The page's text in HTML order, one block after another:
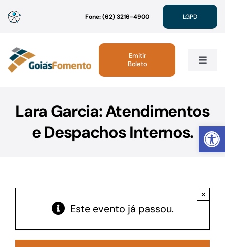
Abrir
para
conteúdo
Fone: (62) 3216-4900 LGPD
Toggle
Linhas de Crédito
Acesso à Informação
Emitir
Boleto
Lara Garcia: Atendimentos
e Despachos Internos.
Este evento já passou.
×